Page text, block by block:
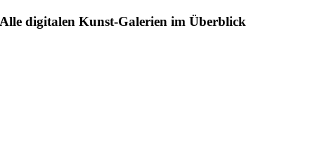
Alle digitalen Kunst-Galerien im Überblick